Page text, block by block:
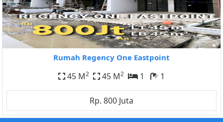
Rumah Regency One Eastpoint
45 M2 45 M2 1 1
Rp. 800 Juta